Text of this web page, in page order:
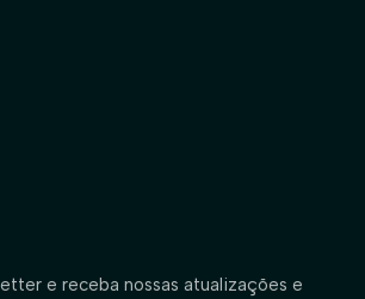
e receba nossas atualizações e